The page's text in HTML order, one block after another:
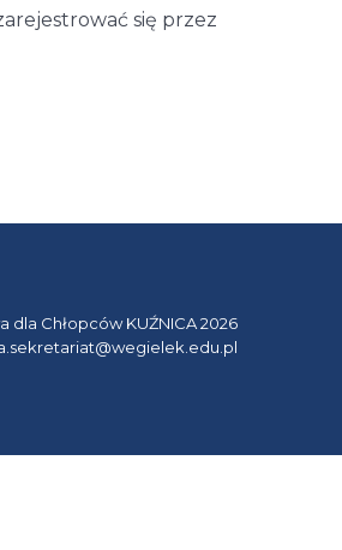
się przez
dla Chłopców KUŹNICA 2026